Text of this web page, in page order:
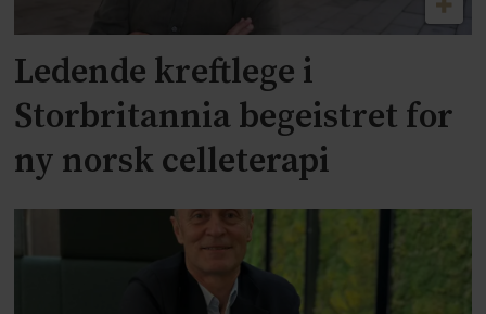
Ledende kreftlege i
Storbritannia begeistret for
ny norsk celleterapi